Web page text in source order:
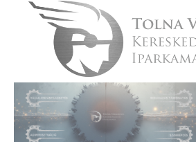
Tolna Vármegyei
Iparkamara